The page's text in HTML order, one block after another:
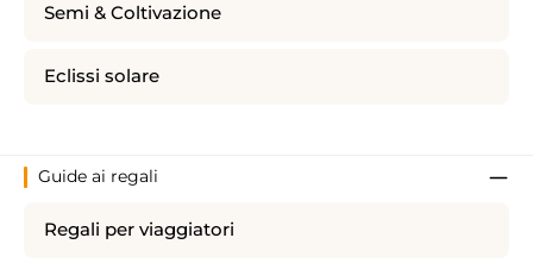
Semi & Coltivazione
Eclissi solare
Guide ai regali
Regali per viaggiatori